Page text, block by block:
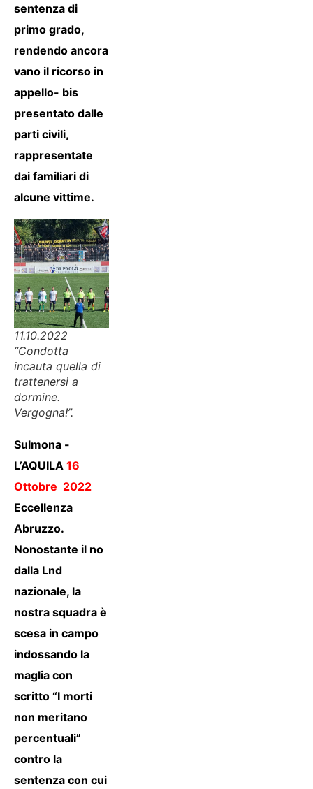
sentenza di
primo grado,
rendendo ancora
vano il ricorso in
appello- bis
presentato dalle
parti civili,
rappresentate
dai familiari di
alcune vittime.
11.10.2022
“Condotta
incauta quella di
trattenersi a
dormine.
Vergogna!”.
Sulmona -
L’AQUILA 16
Ottobre 2022
Eccellenza
Abruzzo.
Nonostante il no
dalla Lnd
nazionale, la
nostra squadra è
scesa in campo
indossando la
maglia con
scritto “I morti
non meritano
percentuali”
contro la
sentenza con cui